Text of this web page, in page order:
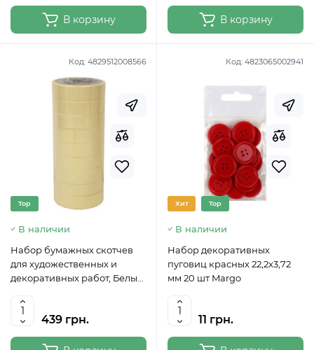
В корзину В корзину
Код: 4829512008566
Top
В наличии
Набор бумажных скотчев
для художественных и
декоративных работ, Белый,
439 грн.
Код: 4823065002941
Хит Top
В наличии
Набор декоративных
пуговиц красных 22,2х3,72
мм 20 шт Margo
11 грн.